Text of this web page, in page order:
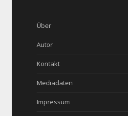
Über
Autor
Kontakt
Mediadaten
Impressum